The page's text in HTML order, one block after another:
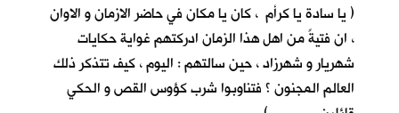
( يا سادة يا كرأم ، كان يا مكان في حاضر الازمان و الاوان
، ان فتيةً من اهل هذا الزمان ادركتهم غواية حكايات
شهريار و شهرزاد ، حين سالتهم : اليوم ، كيف تتذكر ذلك
العالم المجنون ؟ فتناوبوا شرب كؤوس القص و الحكي